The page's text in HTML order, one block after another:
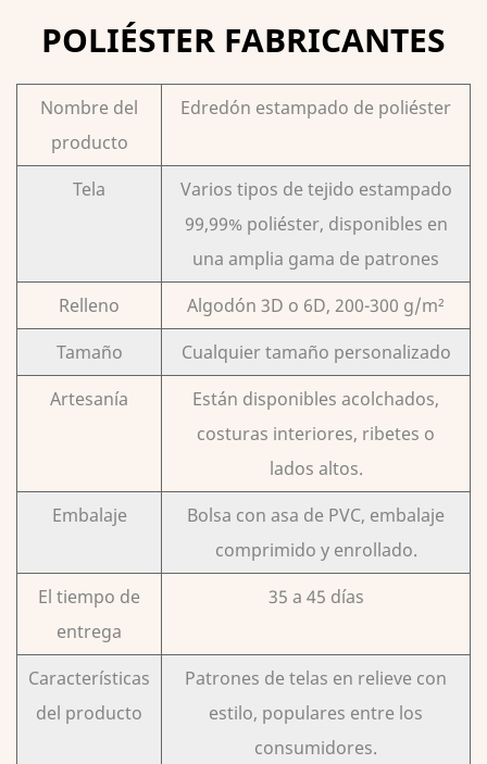
POLIÉSTER FABRICANTES
Nombre del
producto
Edredón estampado de poliéster
Tela
Varios tipos de tejido estampado
99,99% poliéster, disponibles en
una amplia gama de patrones
Relleno
Algodón 3D o 6D, 200-300 g/m²
Tamaño
Cualquier tamaño personalizado
Artesanía
Están disponibles acolchados,
costuras interiores, ribetes o
lados altos.
Embalaje
Bolsa con asa de PVC, embalaje
comprimido y enrollado.
El tiempo de
entrega
35 a 45 días
Características
del producto
Patrones de telas en relieve con
estilo, populares entre los
consumidores.